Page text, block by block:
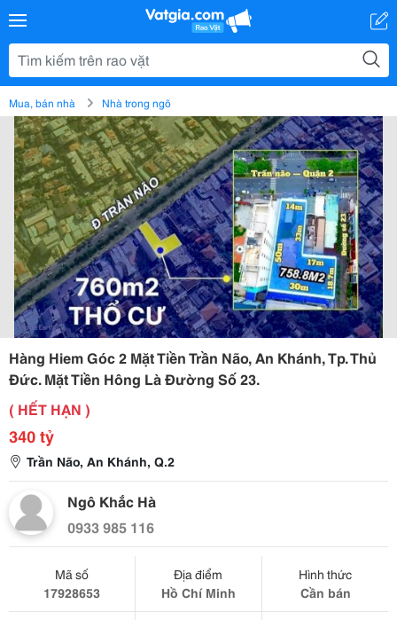
Mua, bán nhà Nhà trong ngõ
Hàng Hiem Góc 2 Mặt Tiền Trần Não, An Khánh, Tp. Thủ
Đức. Mặt Tiền Hông Là Đường Số 23.
( HẾT HẠN )
340 tỷ
Trần Não, An Khánh, Q.2
Ngô Khắc Hà
0933 985 116
Mã số
17928653
Địa điểm
Hồ Chí Minh
Hình thức
Cần bán